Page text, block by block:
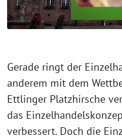
Gerade ringt der
anderem mit dem
Ettlinger Platzhirsche
das
verbessert. Doch die